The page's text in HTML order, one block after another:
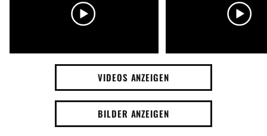
VIDEOS ANZEIGEN
BILDER ANZEIGEN